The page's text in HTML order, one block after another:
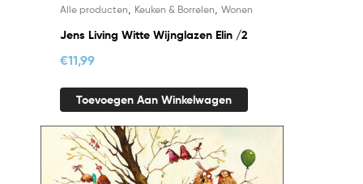
Alle producten Keuken & Borrelen Wonen
Jens Living Witte Wijnglazen Elin /2
€11,99
Toevoegen Aan Winkelwagen